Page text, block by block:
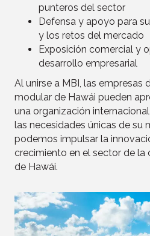
punteros del sector
Defensa y apoyo para
y los retos del mercado
Exposición comercial y
desarrollo empresarial
Al unirse a MBI, las empresas
modular de Hawái pueden
una organización
las necesidades únicas de su
podemos impulsar la
crecimiento en el sector de
de Hawái.